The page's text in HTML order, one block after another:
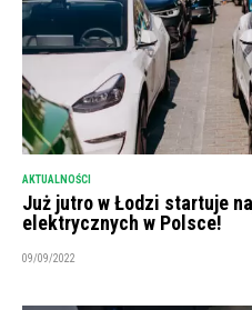
AKTUALNOŚCI
Już jutro w Łodzi startuje
elektrycznych w Polsce!
09/09/2022